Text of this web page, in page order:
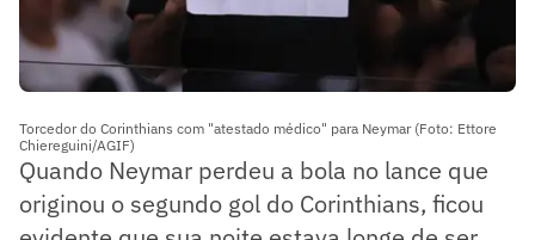
Torcedor do Corinthians com "atestado médico" para Neymar (Foto: Ettore
Chiereguini/AGIF)
Quando Neymar perdeu a bola no lance que
originou o segundo gol do Corinthians, ficou